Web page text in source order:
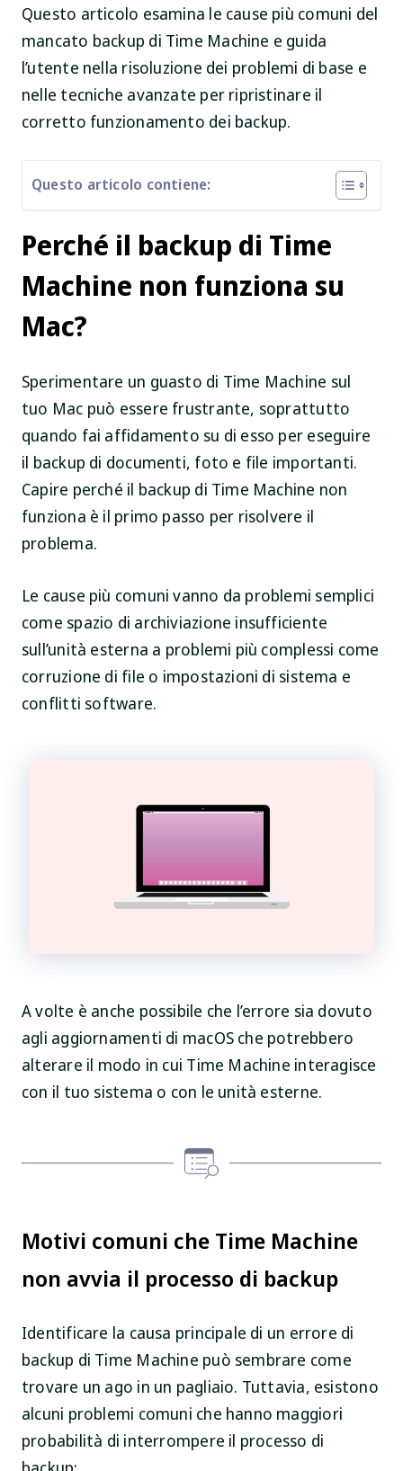
Questo articolo esamina le cause più comuni del
mancato backup di Time Machine e guida
l’utente nella risoluzione dei problemi di base e
nelle tecniche avanzate per ripristinare il
corretto funzionamento dei backup.
Questo articolo contiene:
Perché il backup di Time
Machine non funziona su
Mac?
Sperimentare un guasto di Time Machine sul
tuo Mac può essere frustrante, soprattutto
quando fai affidamento su di esso per eseguire
il backup di documenti, foto e file importanti.
Capire perché il backup di Time Machine non
funziona è il primo passo per risolvere il
problema.
Le cause più comuni vanno da problemi semplici
come spazio di archiviazione insufficiente
sull’unità esterna a problemi più complessi come
corruzione di file o impostazioni di sistema e
conflitti software.
A volte è anche possibile che l’errore sia dovuto
agli aggiornamenti di macOS che potrebbero
alterare il modo in cui Time Machine interagisce
con il tuo sistema o con le unità esterne.
Motivi comuni che Time Machine
non avvia il processo di backup
Identificare la causa principale di un errore di
backup di Time Machine può sembrare come
trovare un ago in un pagliaio. Tuttavia, esistono
alcuni problemi comuni che hanno maggiori
probabilità di interrompere il processo di